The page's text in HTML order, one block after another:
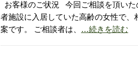
お客様のご状況 今回ご相談を頂い
者施設に入居していた高齢の女性で
案です。 ご相談者は、
…続きを読む